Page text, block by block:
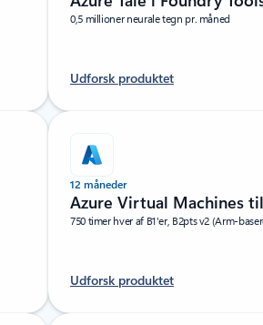
0,5 millioner neurale tegn pr. måned
Udforsk produktet
12 måneder
Azure Virtual Machines
750 timer hver af B1'er, B2pts v2 (Arm-
Udforsk produktet